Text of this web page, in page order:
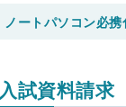
ノートパソコン必
入試資料請求